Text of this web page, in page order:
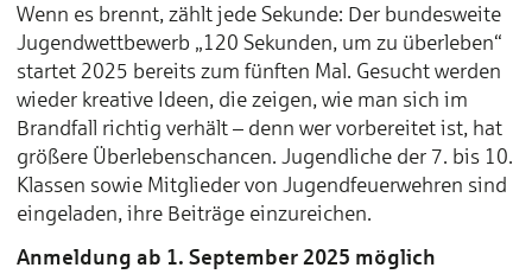
Wenn es brennt, zählt jede Sekunde: Der bundesweite
Jugendwettbewerb „120 Sekunden, um zu überleben“
startet 2025 bereits zum fünften Mal. Gesucht werden
wieder kreative Ideen, die zeigen, wie man sich im
Brandfall richtig verhält – denn wer vorbereitet ist, hat
größere Überlebenschancen. Jugendliche der 7. bis 10.
Klassen sowie Mitglieder von Jugendfeuerwehren sind
eingeladen, ihre Beiträge einzureichen.
Anmeldung ab 1. September 2025 möglich